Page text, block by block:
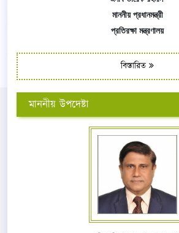
মাননীয় প্রধানমন্ত্রী
প্রতিরক্ষা মন্ত্রণালয়
বিস্তারিত
মাননীয় উপদেষ্টা